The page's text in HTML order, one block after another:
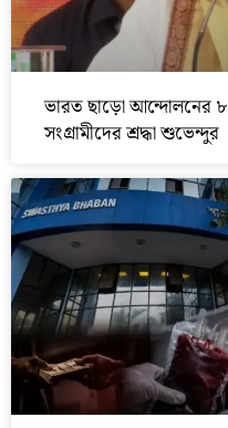
ভারত ছাড়ো আন্দোলনের
সংগ্রামীদের শ্রদ্ধা শুভেন্দুর